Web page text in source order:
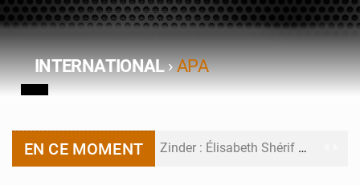
INTERNATIONAL›APA
EN CE MOMENT Zinder : Élisabeth Shérif visite l’école Birni Garçon